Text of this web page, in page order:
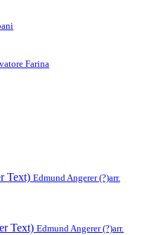
Farina
Text) Edmund Angerer (?)arr.
Text) Edmund Angerer (?)arr.